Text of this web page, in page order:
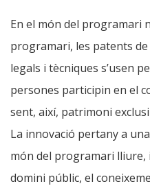
En el món del programari
programari, les patents
legals i tècniques s’usen
persones participin en el
sent, així, patrimoni
La innovació pertany a
món del programari lliure,
domini públic, el